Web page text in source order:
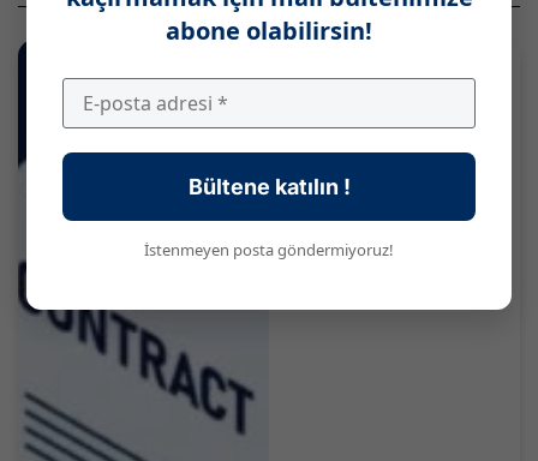
abone olabilirsin!
Bültene katılın !
İstenmeyen posta göndermiyoruz!